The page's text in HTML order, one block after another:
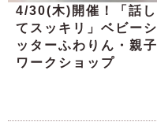
4/30(木)開催！「話し
てスッキリ」ベビーシ
ッターふわりん・親子
ワークショップ